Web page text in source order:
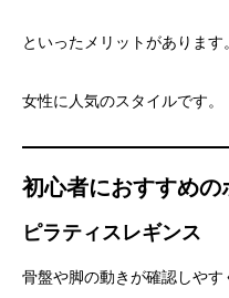
といったメリットがあります。
女性に人気のスタイルです。
初心者におすすめの
ピラティスレギンス
骨盤や脚の動きが確認しや